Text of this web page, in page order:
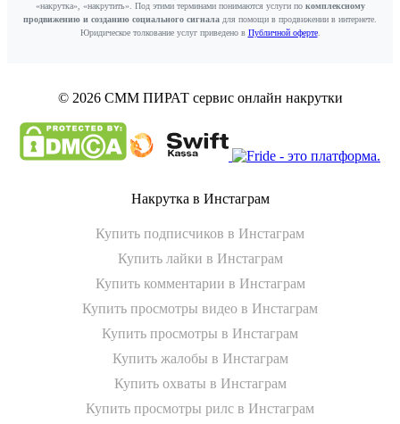
«накрутка», «накрутить». Под этими терминами понимаются услуги по комплексному
продвижению и созданию социального сигнала для помощи в продвижении в интернете.
Юридическое толкование услуг приведено в Публичной оферте.
© 2026 СММ ПИРАТ сервис онлайн накрутки
Накрутка в Инстаграм
Купить подписчиков в Инстаграм
Купить лайки в Инстаграм
Купить комментарии в Инстаграм
Купить просмотры видео в Инстаграм
Купить просмотры в Инстаграм
Купить жалобы в Инстаграм
Купить охваты в Инстаграм
Купить просмотры рилс в Инстаграм